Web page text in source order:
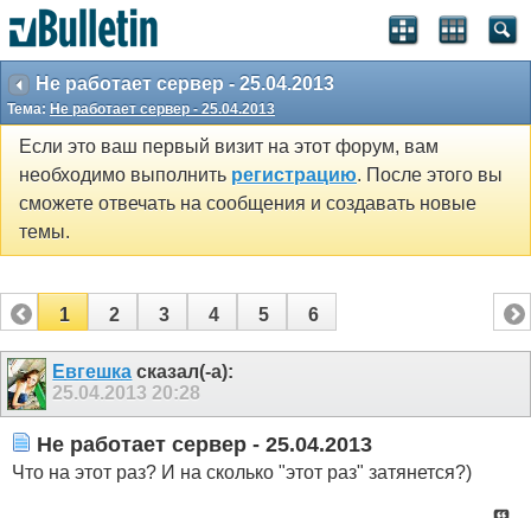
Не работает сервер - 25.04.2013
Тема: Не работает сервер - 25.04.2013
Если это ваш первый визит на этот форум, вам
необходимо выполнить регистрацию. После этого вы
сможете отвечать на сообщения и создавать новые
темы.
1 2 3 4 5 6
Евгешка сказал(-а):
25.04.201320:28
Не работает сервер - 25.04.2013
Что на этот раз? И на сколько "этот раз" затянется?)